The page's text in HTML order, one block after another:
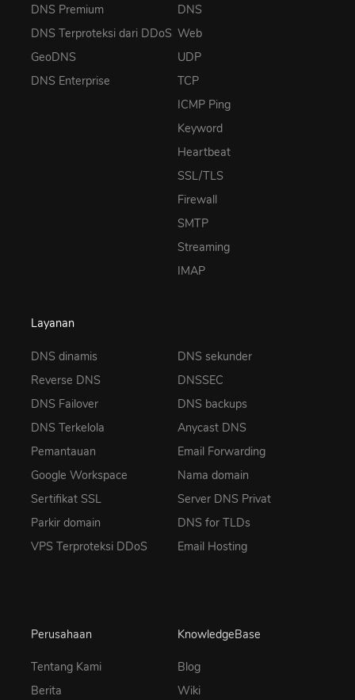
DNS Premium
DNS Terproteksi dari DDoS
GeoDNS
DNS Enterprise
DNS
Web
UDP
TCP
ICMP Ping
Keyword
Heartbeat
SSL/TLS
Firewall
SMTP
Streaming
IMAP
Layanan
DNS dinamis
Reverse DNS
DNS Failover
DNS Terkelola
Pemantauan
Google Workspace
Sertifikat SSL
Parkir domain
VPS Terproteksi DDoS
DNS sekunder
DNSSEC
DNS backups
Anycast DNS
Email Forwarding
Nama domain
Server DNS Privat
DNS for TLDs
Email Hosting
Perusahaan
Tentang Kami
Berita
KnowledgeBase
Blog
Wiki